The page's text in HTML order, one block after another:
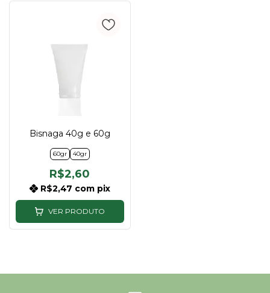
Bisnaga 40g e 60g
60gr 40gr
R$2,60
R$2,47 com pix
VER PRODUTO